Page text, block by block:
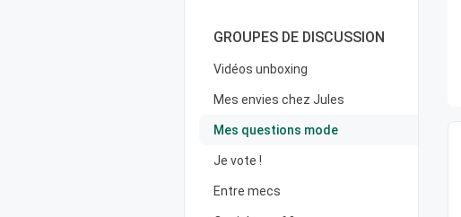
GROUPES DE DISCUSSION
Vidéos unboxing
Mes envies chez Jules
Mes questions mode
Je vote !
Entre mecs